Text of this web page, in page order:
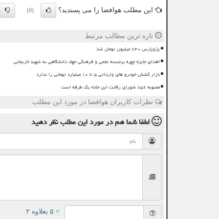
این مطلب هوافضا را می پسندید؟ (0)
تازه ترین مطالب مرتبط
پژوپارس ۶۴۰ میلیون تومان شد
اهدای جایزه چهره برجسته علمی و فرهنگی جهاد دانشگاهی به شهید لاریجانی
بازار کشش خودرو های وارداتی ۵ تا ۱۰ میلیارد تومانی را ندارد
مصوبه ۸۵۶ شورای رقابت این جاده یک طرفه است
نظرات کاربران هوافضا در مورد این مطلب
لطفا شما همدر مورد این مطلبنظر دهید
= ۵ بعلاوه ۲